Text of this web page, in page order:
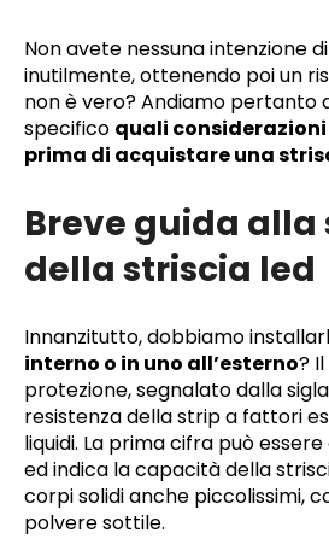
Non avete nessuna intenzione
inutilmente, ottenendo poi un
non è vero? Andiamo pertanto
specifico quali
prima di acquistare una
Breve guida alla
della striscia led
Innanzitutto, dobbiamo
interno o in uno all’esterno?
protezione, segnalato dalla
resistenza della strip a fattori
liquidi. La prima cifra può
ed indica la capacità della
corpi solidi anche piccolissimi,
polvere sottile.